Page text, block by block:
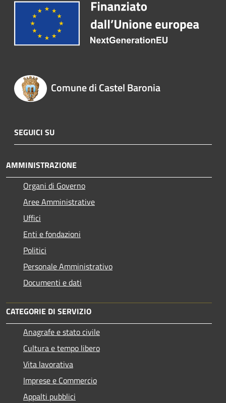
Comune di Castel Baronia
SEGUICI SU
AMMINISTRAZIONE
Organi di Governo
Aree Amministrative
Uffici
Enti e fondazioni
Politici
Personale Amministrativo
Documenti e dati
CATEGORIE DI SERVIZIO
Anagrafe e stato civile
Cultura e tempo libero
Vita lavorativa
Imprese e Commercio
Appalti pubblici